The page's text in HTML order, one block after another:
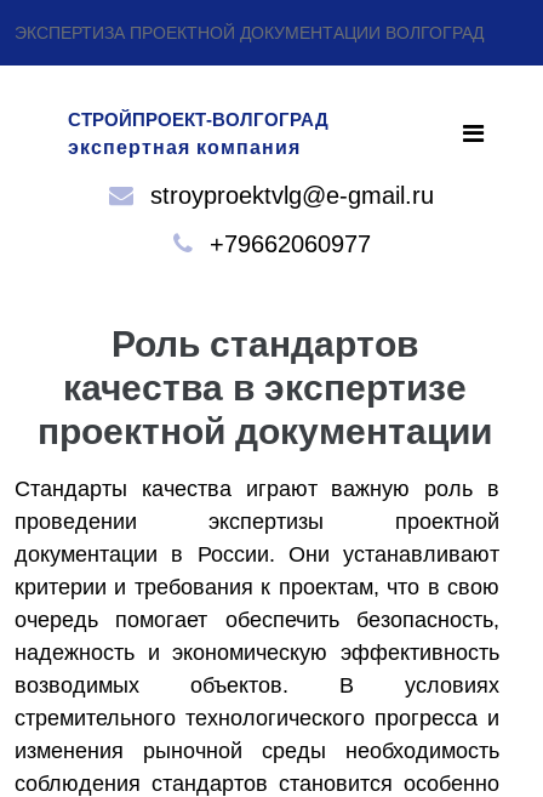
ЭКСПЕРТИЗА ПРОЕКТНОЙ ДОКУМЕНТАЦИИ ВОЛГОГРАД
СТРОЙПРОЕКТ-ВОЛГОГРАД
экспертная компания
stroyproektvlg@e-gmail.ru
+79662060977
Роль стандартов
качества в экспертизе
проектной документации
Стандарты качества играют важную роль в
проведении экспертизы проектной
документации в России. Они устанавливают
критерии и требования к проектам, что в свою
очередь помогает обеспечить безопасность,
надежность и экономическую эффективность
возводимых объектов. В условиях
стремительного технологического прогресса и
изменения рыночной среды необходимость
соблюдения стандартов становится особенно